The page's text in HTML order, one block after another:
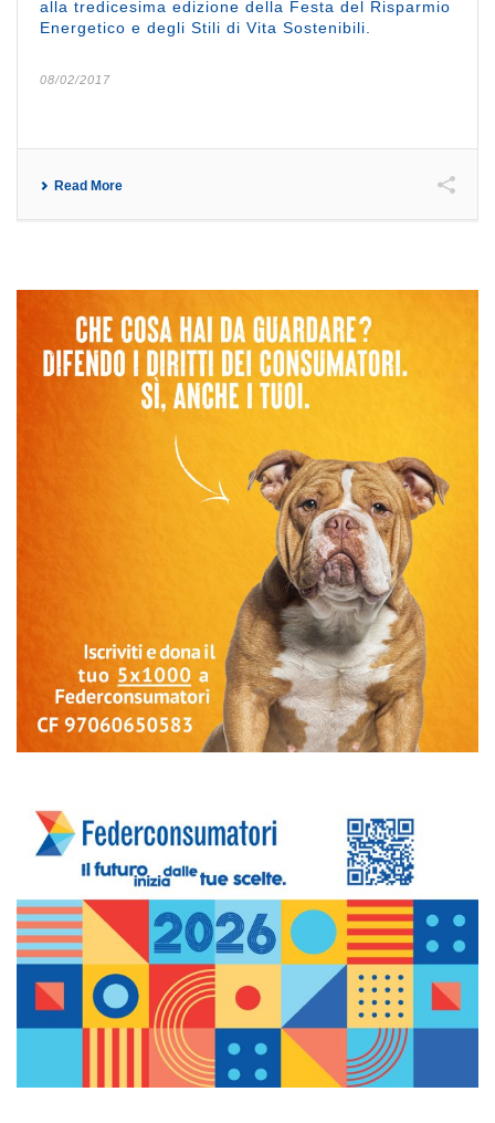
alla tredicesima edizione della Festa del Risparmio
Energetico e degli Stili di Vita Sostenibili.
08/02/2017
Read More